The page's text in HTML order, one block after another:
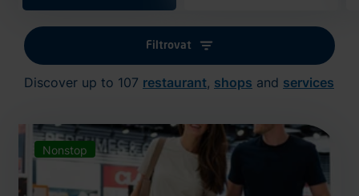
Filtrovat
Discover up to 107 restaurant, shops and services
Nonstop